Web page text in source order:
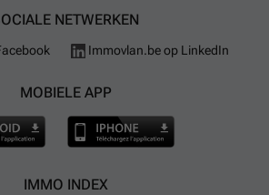
NETWERKEN
Immovlan.be op LinkedIn
MOBIELE APP
IMMO INDEX